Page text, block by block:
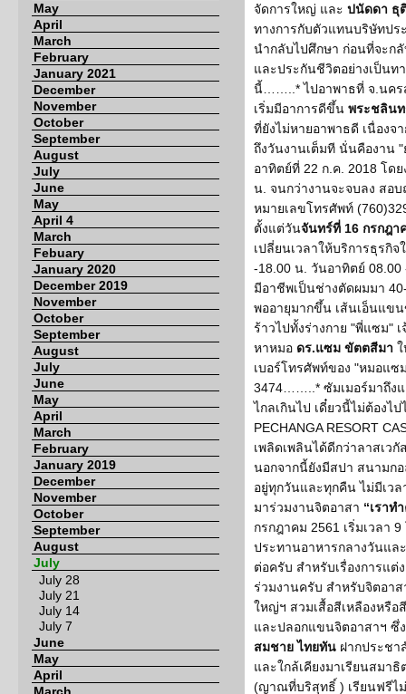
May
April
March
February
January 2021
December
November
October
September
August
July
June
May
April 4
March
Febuary
January 2020
December 2019
November
October
September
August
July
June
May
April
March
February
January 2019
December
November
October
September
August
July
July 28
July 21
July 14
July 7
June
May
April
จัดการใหญ่ และ ปนัดดา ธุ
ทางการกับตัวแทนบริษัทปร
นำกลับไปศึกษา ก่อนที่จะก
และประกันชีวิตอย่างเป็นท
นี้……..* ไปอาพาธที่ จ.นคร
เริ่มมีอาการดีขึ้น พระชลิน
ที่ยังไม่หายอาพาธดี เนื่องจ
ถึงวันงานเต็มที นั่นคืองาน
อาทิตย์ที่ 22 ก.ค. 2018 โด
น. จนกว่างานจะจบลง สอบ
หมายเลขโทรศัพท์
ตั้งแต่วันจันทร์ที่ 16 กรกฎา
เปลี่ยนเวลาให้บริการธุรกิ
-18.00 น. วันอาทิตย์
มีอาชีพเป็นช่างตัดผมมา
พออายุมากขึ้น เส้นเอ็นแข
ร้าวไปทั้งร่างกาย "พี่แซม"
หาหมอ ดร.แซม ขัตตสีมา
เบอร์โทรศัพท์ของ "หมอแซ
3474……..* ซัมเมอร์มาถึง
ไกลเกินไป เดี๋ยวนี้ไม่ต้องไ
PECHANGA RESORT
เพลิดเพลินได้ดีกว่าลาสเว
นอกจากนี้ยังมีสปา สนามก
อยู่ทุกวันและทุกคืน ไม่มีเว
มาร่วมงานจิตอาสา “เราท
กรกฎาคม 2561 เริ่มเวลา
ประทานอาหารกลางวันแล
ต่อครับ สำหรับเรื่องการแต่
ร่วมงานครับ สำหรับจิตอา
ใหญ่ฯ สวมเสื้อสีเหลืองหรื
และปลอกแขนจิตอาสาฯ ซึ่
สมชาย ไทยทัน ฝากประช
และใกล้เคียงมาเรียนสม
(ญาณที่บริสุทธิ์ ) เรียนฟรีไม่